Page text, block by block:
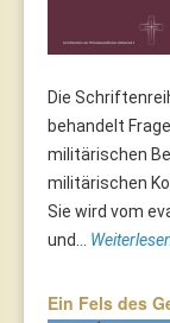
Die
behandelt
militärischen
militärischen
Sie wird vom
und...
Ein Fels des